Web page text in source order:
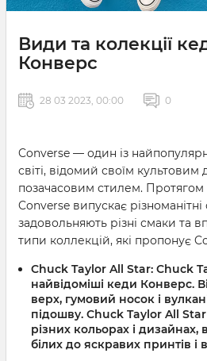
Види та колекції
Конверс
28 03 2023, 00:00 0
Converse — один із
світі, відомий своїм культовим
позачасовим стилем. Протягом
Converse випускає різноманітні
задовольняють різні смаки та
типи коллекцій, які пропонує
Chuck Taylor All Star: Chuck
найвідоміші кеди Конверс.
верх, гумовий носок і
підошву. Chuck Taylor All
різних кольорах і дизайнах,
білих до яскравих принтів і